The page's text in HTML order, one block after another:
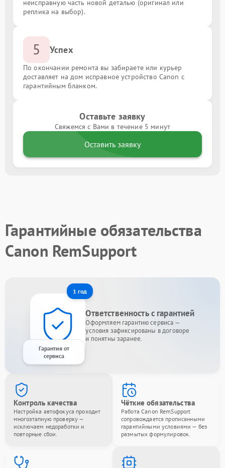
неисправную часть новой деталью (оригинал или
реплика на выбор).
5 Успех
По окончании ремонта вы забираете или курьер
доставляет на дом исправное устройство Canon с
гарантийным бланком.
Оставьте заявку
Свяжемся с Вами в течение 5 минут
Оставить заявку
Гарантийные обязательства
Canon RemSupport
1 год
Гарантия от
сервиса
Ответственность с гарантией
Оформляем гарантию сервиса —
условия зафиксированы в договоре
и понятны заранее.
Контроль качества
Настройка автофокуса проходит
многоэтапную проверку —
исключаем недоработки и
повторные сбои.
Чёткие обязательства
Работа Canon RemSupport
сопровождается прописанными
гарантийными условиями — без
размытых формулировок.